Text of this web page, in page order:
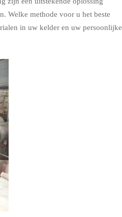
Welke methode voor u het beste
in uw kelder en uw persoonlijke